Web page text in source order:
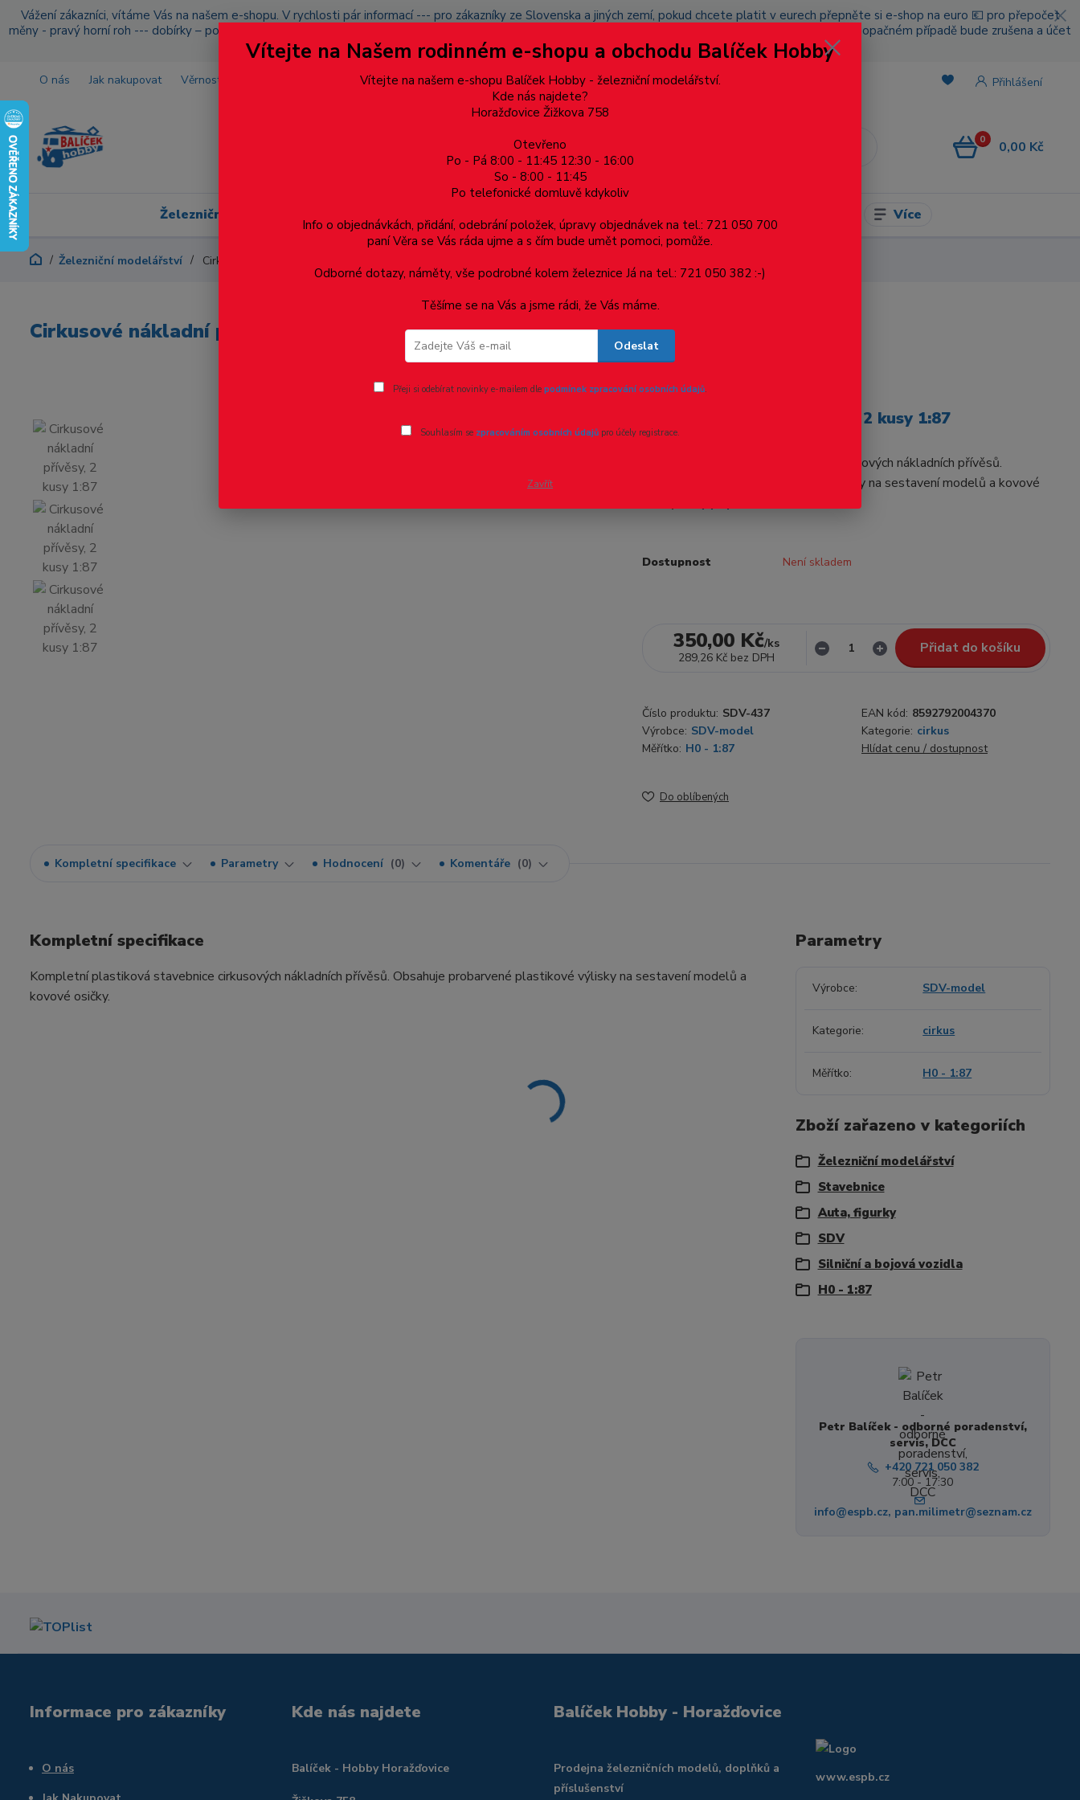
Vážení zákazníci, vítáme Vás na našem e-shopu. V rychlosti pár informací --- pro zákazníky ze Slovenska a jiných zemí, pokud chcete platit v eurech přepněte si e-shop na euro 💶 pro přepočet
měny - pravý horní roh --- dobírky – pokud si z nějakého důvodu zásilku nevyzvednete, bude po domluvě zaslána znovu s opětovnou platbou za poštovné, v opačném případě bude zrušena a účet
přidán na blacklist a rušeny následující objednávky.
O nás Jak nakupovat Věrnostní program Doprava a platba Více Přihlášení
0 0,00 Kč
Železniční modelářství Dárkové poukazy, upomínkové předměty Více
Železniční modelářství Cirkusové nákladní přívěsy, 2 kusy 1:87
Cirkusové nákladní přívěsy, 2 kusy 1:87
Cirkusové nákladní přívěsy, 2 kusy 1:87
Kompletní plastiková stavebnice cirkusových nákladních přívěsů.
Obsahuje probarvené plastikové výlisky na sestavení modelů a kovové
Dostupnost Není skladem
350,00 Kč/ks
289,26 Kč bez DPH
Přidat do košíku
Číslo produktu: SDV-437 EAN kód: 8592792004370
Výrobce: SDV-model Kategorie: cirkus
Měřítko: H0 - 1:87 Hlídat cenu / dostupnost
Do oblíbených
Kompletní specifikace Parametry Hodnocení 0 Komentáře 0
Kompletní specifikace
Kompletní plastiková stavebnice cirkusových nákladních přívěsů. Obsahuje probarvené plastikové výlisky na sestavení modelů a
kovové osičky.
Parametry
Výrobce SDV-model
Kategorie cirkus
Měřítko H0 - 1:87
Zboží zařazeno v kategoriích
Železniční modelářství
Stavebnice
Auta, figurky
SDV
Silniční a bojová vozidla
H0 - 1:87
Petr Balíček - odborné poradenství,
servis, DCC
+420 721 050 382
7:00 - 17:30
info@espb.cz, pan.milimetr@seznam.cz
Informace pro zákazníky
O nás
Kde nás najdete
Balíček - Hobby Horažďovice
Balíček Hobby - Horažďovice
Prodejna železničních modelů, doplňků a
příslušenství
www.espb.cz
Vítejte na Našem rodinném e-shopu a obchodu Balíček Hobby
Vítejte na našem e-shopu Balíček Hobby - železniční modelářství.
Kde nás najdete?
Horažďovice Žižkova 758
Otevřeno
Po - Pá 8:00 - 11:45 12:30 - 16:00
So - 8:00 - 11:45
Po telefonické domluvě kdykoliv
Info o objednávkách, přidání, odebrání položek, úpravy objednávek na tel.: 721 050 700
paní Věra se Vás ráda ujme a s čím bude umět pomoci, pomůže.
Odborné dotazy, náměty, vše podrobné kolem železnice Já na tel.: 721 050 382 :-)
Těšíme se na Vás a jsme rádi, že Vás máme.
Odeslat
Přeji si odebírat novinky e-mailem dle podmínek zpracování osobních údajů.
Souhlasím se zpracováním osobních údajůpro účely registrace.
Zavřít